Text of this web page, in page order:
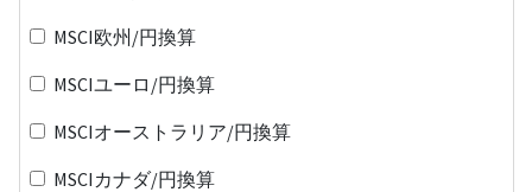
MSCI欧州/円換算
MSCIユーロ/円換算
MSCIオーストラリア/円換算
MSCIカナダ/円換算